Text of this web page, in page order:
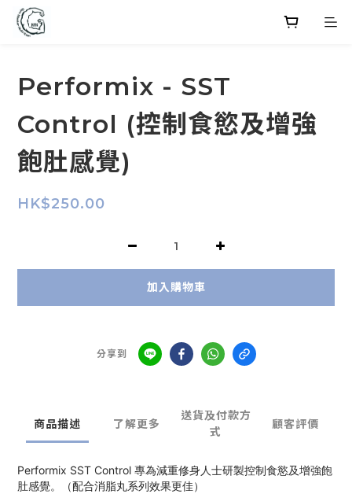
Performix - SST
Control (控制食慾及增強
飽肚感覺)
HK$250.00
加入購物車
分享到
商品描述 了解更多
送貨及付款方
式
顧客評價
Performix SST Control 專為減重修身人士研製控制食慾及增強飽
肚感覺。（配合消脂丸系列效果更佳）